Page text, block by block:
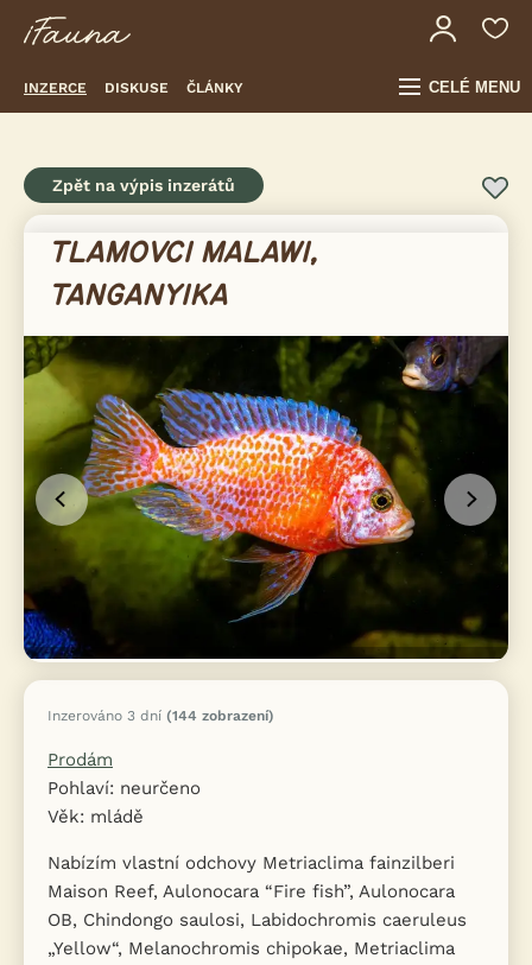
INZERCE DISKUSE ČLÁNKY CELÉ MENU
Zpět na výpis inzerátů
Inzerováno 3 dní (144 zobrazení)
Prodám
Pohlaví: neurčeno
Věk: mládě
Nabízím vlastní odchovy Metriaclima fainzilberi
Maison Reef, Aulonocara “Fire fish”, Aulonocara
OB, Chindongo saulosi, Labidochromis caeruleus
„Yellow“, Melanochromis chipokae, Metriaclima
TLAMOVCI MALAWI,
TANGANYIKA